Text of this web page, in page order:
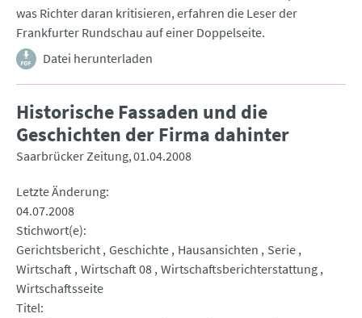
was Richter daran kritisieren, erfahren die Leser der
Frankfurter Rundschau auf einer Doppelseite.
Datei herunterladen
Historische Fassaden und die
Geschichten der Firma dahinter
Saarbrücker Zeitung 01.04.2008
Letzte Änderung
04.07.2008
Stichwort(e)
Gerichtsbericht Geschichte Hausansichten
Serie
Wirtschaft Wirtschaft 08 Wirtschaftsberichterstattung
Wirtschaftsseite
Titel